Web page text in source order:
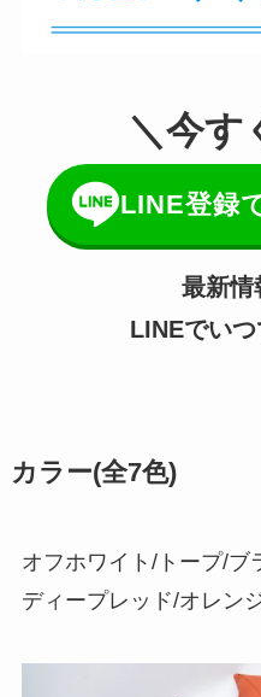
＼今す
LINE登録
最新情
LINEでい
カラー(全7色)
オフホワイト/トープ/ブ
ディープレッド/オレン